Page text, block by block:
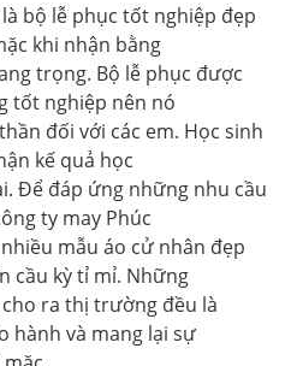
là bộ lễ phục tốt nghiệp đẹp
khi nhận bằng
trọng. Bộ lễ phục được
tốt nghiệp nên nó
đối với các em. Học sinh
kế quả học
Để đáp ứng những nhu cầu
ty may Phúc
mẫu áo cử nhân đẹp
cầu kỳ tỉ mỉ. Những
ra thị trường đều là
hành và mang lại sự